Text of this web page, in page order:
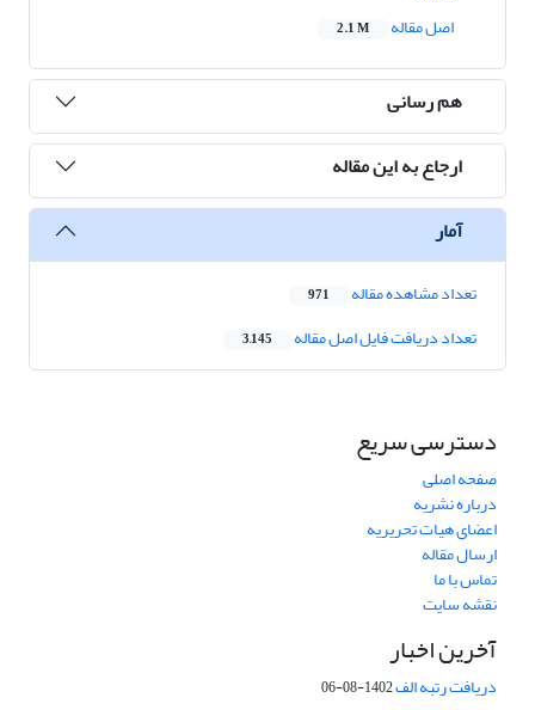
اصل مقاله
2.1 M
هم رسانی
ارجاع به این مقاله
آمار
تعداد مشاهده مقاله 971
تعداد دریافت فایل اصل مقاله 3,145
دسترسی سریع
صفحه اصلی
درباره نشریه
اعضای هیات تحریریه
ارسال مقاله
تماس با ما
نقشه سایت
آخرین اخبار
دریافت رتبه الف1402-08-06